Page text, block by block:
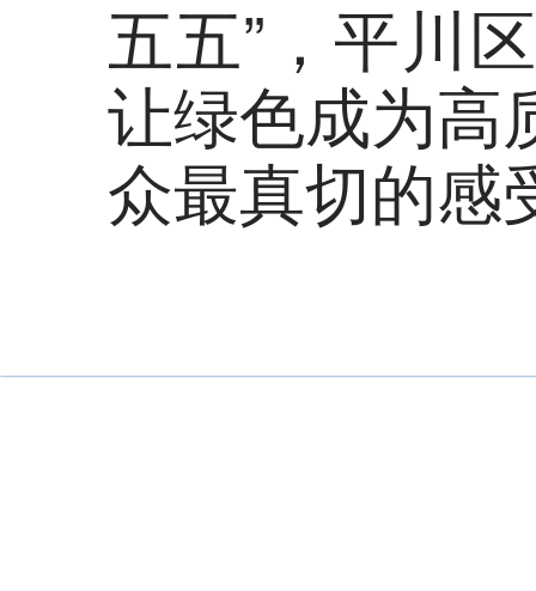
五五”，平川
让绿色成为高
众最真切的感